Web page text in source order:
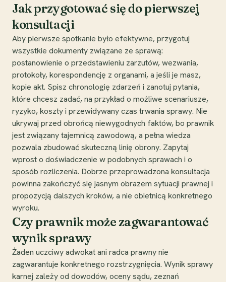
Jak przygotować się do pierwszej
konsultacji
Aby pierwsze spotkanie było efektywne, przygotuj
wszystkie dokumenty związane ze sprawą:
postanowienie o przedstawieniu zarzutów, wezwania,
protokoły, korespondencję z organami, a jeśli je masz,
kopie akt. Spisz chronologię zdarzeń i zanotuj pytania,
które chcesz zadać, na przykład o możliwe scenariusze,
ryzyko, koszty i przewidywany czas trwania sprawy. Nie
ukrywaj przed obrońcą niewygodnych faktów, bo prawnik
jest związany tajemnicą zawodową, a pełna wiedza
pozwala zbudować skuteczną linię obrony. Zapytaj
wprost o doświadczenie w podobnych sprawach i o
sposób rozliczenia. Dobrze przeprowadzona konsultacja
powinna zakończyć się jasnym obrazem sytuacji prawnej i
propozycją dalszych kroków, a nie obietnicą konkretnego
wyroku.
Czy prawnik może zagwarantować
wynik sprawy
Żaden uczciwy adwokat ani radca prawny nie
zagwarantuje konkretnego rozstrzygnięcia. Wynik sprawy
karnej zależy od dowodów, oceny sądu, zeznań